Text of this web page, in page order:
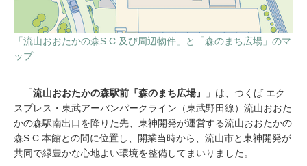
「流山おおたかの森S.C.及び周辺物件」と「森のまち広場」のマ
ップ
「流山おおたかの森駅前『森のまち広場』
」は、つくば エク
スプレス・東武アーバンパークライン（東武野田線）流山おおた
かの森駅南出口を降りた先、東神開発が運営する流山おおたかの
森S.C.本館との間に位置し、開業当時から、流山市と東神開発が
共同で緑豊かな心地よい環境を整備してまいりました。